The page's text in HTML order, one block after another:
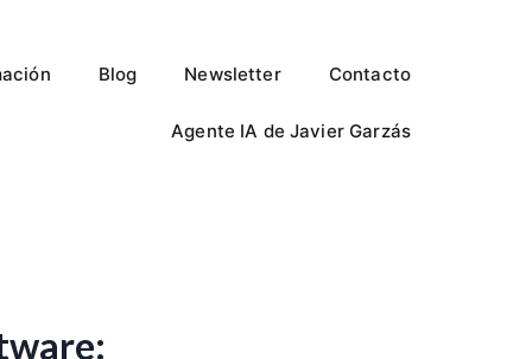
Blog Newsletter Contacto
Agente IA de Javier Garzás